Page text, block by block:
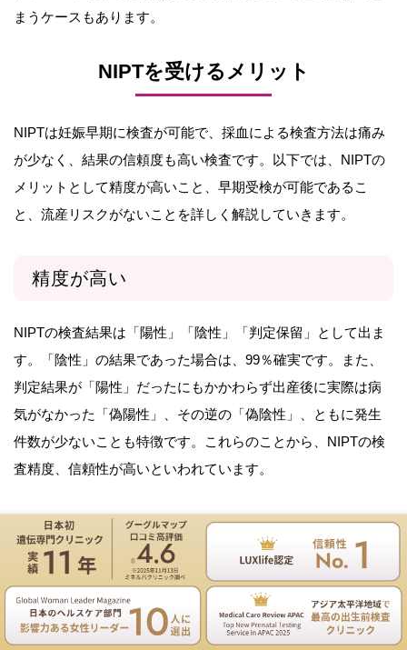
まうケースもあります。
NIPTを受けるメリット
NIPTは妊娠早期に検査が可能で、採血による検査方法は痛み
が少なく、結果の信頼度も高い検査です。以下では、NIPTの
メリットとして精度が高いこと、早期受検が可能であるこ
と、流産リスクがないことを詳しく解説していきます。
精度が高い
NIPTの検査結果は「陽性」「陰性」「判定保留」として出ま
す。「陰性」の結果であった場合は、99％確実です。また、
判定結果が「陽性」だったにもかかわらず出産後に実際は病
気がなかった「偽陽性」、その逆の「偽陰性」、ともに発生
件数が少ないことも特徴です。これらのことから、NIPTの検
査精度、信頼性が高いといわれています。
「陽性」の結果が出た場合は、妊婦の年齢によって的中率が
異なります。
21トリソミーの陽性的中率は30歳で85.28％ですが、35歳で
93.58％、40歳で98.20％と年齢が上がるほどに的中率が高くな
遺伝専門医のNIPT遺伝カウンセリングは無料
お電話 ご予約